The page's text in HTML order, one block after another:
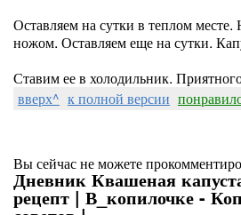
Оставляем на сутки в теплом
ножом. Оставляем еще на сутки.
Ставим ее в холодильник.
вверх^ к полной версии
Вы сейчас не можете
Дневник Квашеная
рецепт | В_копилочке -